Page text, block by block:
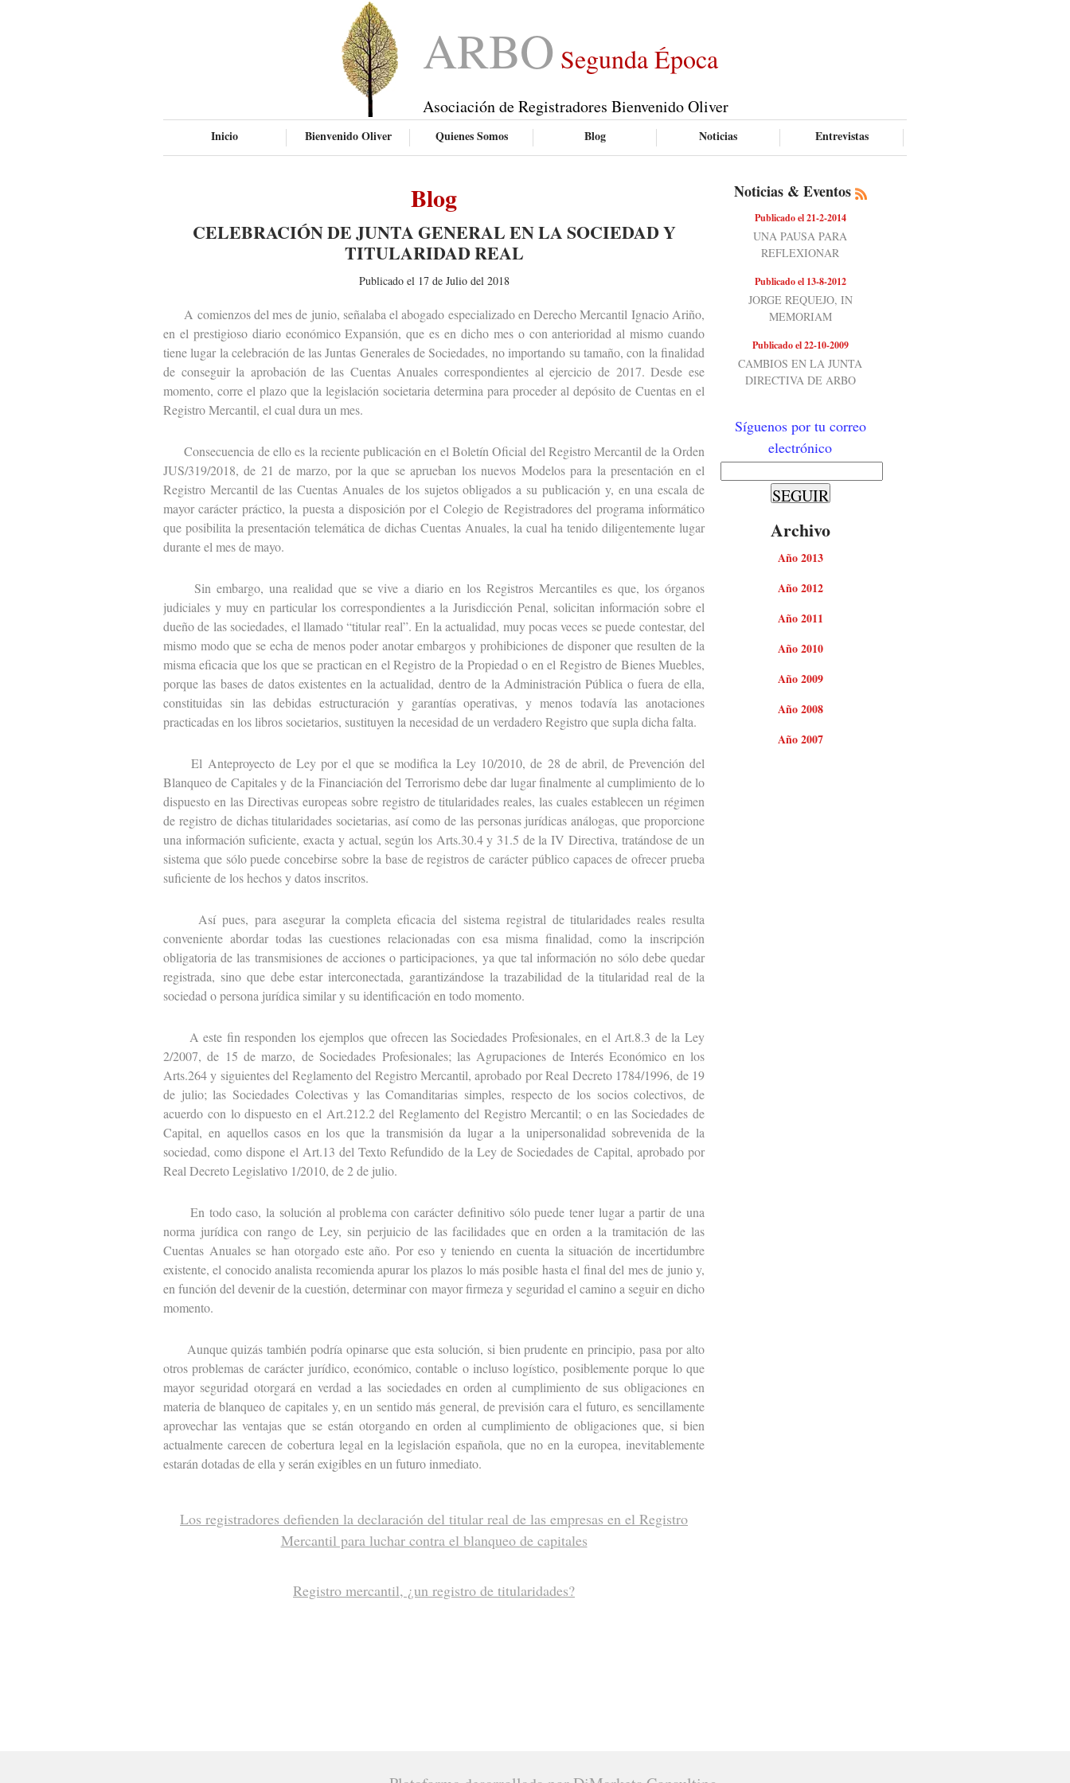
ARBO Segunda Época
Asociación de Registradores Bienvenido Oliver
Inicio Bienvenido Oliver Quienes Somos Blog Noticias Entrevistas
Blog
CELEBRACIÓN DE JUNTA GENERAL EN LA SOCIEDAD Y
TITULARIDAD REAL
Publicado el 17 de Julio del 2018
A comienzos del mes de junio, señalaba el abogado especializado en Derecho Mercantil Ignacio Ariño,
en el prestigioso diario económico Expansión, que es en dicho mes o con anterioridad al mismo cuando
tiene lugar la celebración de las Juntas Generales de Sociedades, no importando su tamaño, con la finalidad
de conseguir la aprobación de las Cuentas Anuales correspondientes al ejercicio de 2017. Desde ese
momento, corre el plazo que la legislación societaria determina para proceder al depósito de Cuentas en el
Registro Mercantil, el cual dura un mes.
Consecuencia de ello es la reciente publicación en el Boletín Oficial del Registro Mercantil de la Orden
JUS/319/2018, de 21 de marzo, por la que se aprueban los nuevos Modelos para la presentación en el
Registro Mercantil de las Cuentas Anuales de los sujetos obligados a su publicación y, en una escala de
mayor carácter práctico, la puesta a disposición por el Colegio de Registradores del programa informático
que posibilita la presentación telemática de dichas Cuentas Anuales, la cual ha tenido diligentemente lugar
durante el mes de mayo.
Sin embargo, una realidad que se vive a diario en los Registros Mercantiles es que, los órganos
judiciales y muy en particular los correspondientes a la Jurisdicción Penal, solicitan información sobre el
dueño de las sociedades, el llamado “titular real”. En la actualidad, muy pocas veces se puede contestar, del
mismo modo que se echa de menos poder anotar embargos y prohibiciones de disponer que resulten de la
misma eficacia que los que se practican en el Registro de la Propiedad o en el Registro de Bienes Muebles,
porque las bases de datos existentes en la actualidad, dentro de la Administración Pública o fuera de ella,
constituidas sin las debidas estructuración y garantías operativas, y menos todavía las anotaciones
practicadas en los libros societarios, sustituyen la necesidad de un verdadero Registro que supla dicha falta.
El Anteproyecto de Ley por el que se modifica la Ley 10/2010, de 28 de abril, de Prevención del
Blanqueo de Capitales y de la Financiación del Terrorismo debe dar lugar finalmente al cumplimiento de lo
dispuesto en las Directivas europeas sobre registro de titularidades reales, las cuales establecen un régimen
de registro de dichas titularidades societarias, así como de las personas jurídicas análogas, que proporcione
una información suficiente, exacta y actual, según los Arts.30.4 y 31.5 de la IV Directiva, tratándose de un
sistema que sólo puede concebirse sobre la base de registros de carácter público capaces de ofrecer prueba
suficiente de los hechos y datos inscritos.
Así pues, para asegurar la completa eficacia del sistema registral de titularidades reales resulta
conveniente abordar todas las cuestiones relacionadas con esa misma finalidad, como la inscripción
obligatoria de las transmisiones de acciones o participaciones, ya que tal información no sólo debe quedar
registrada, sino que debe estar interconectada, garantizándose la trazabilidad de la titularidad real de la
sociedad o persona jurídica similar y su identificación en todo momento.
A este fin responden los ejemplos que ofrecen las Sociedades Profesionales, en el Art.8.3 de la Ley
2/2007, de 15 de marzo, de Sociedades Profesionales; las Agrupaciones de Interés Económico en los
Arts.264 y siguientes del Reglamento del Registro Mercantil, aprobado por Real Decreto 1784/1996, de 19
de julio; las Sociedades Colectivas y las Comanditarias simples, respecto de los socios colectivos, de
acuerdo con lo dispuesto en el Art.212.2 del Reglamento del Registro Mercantil; o en las Sociedades de
Capital, en aquellos casos en los que la transmisión da lugar a la unipersonalidad sobrevenida de la
sociedad, como dispone el Art.13 del Texto Refundido de la Ley de Sociedades de Capital, aprobado por
Real Decreto Legislativo 1/2010, de 2 de julio.
En todo caso, la solución al problema con carácter definitivo sólo puede tener lugar a partir de una
norma jurídica con rango de Ley, sin perjuicio de las facilidades que en orden a la tramitación de las
Cuentas Anuales se han otorgado este año. Por eso y teniendo en cuenta la situación de incertidumbre
existente, el conocido analista recomienda apurar los plazos lo más posible hasta el final del mes de junio y,
en función del devenir de la cuestión, determinar con mayor firmeza y seguridad el camino a seguir en dicho
momento.
Aunque quizás también podría opinarse que esta solución, si bien prudente en principio, pasa por alto
otros problemas de carácter jurídico, económico, contable o incluso logístico, posiblemente porque lo que
mayor seguridad otorgará en verdad a las sociedades en orden al cumplimiento de sus obligaciones en
materia de blanqueo de capitales y, en un sentido más general, de previsión cara el futuro, es sencillamente
aprovechar las ventajas que se están otorgando en orden al cumplimiento de obligaciones que, si bien
actualmente carecen de cobertura legal en la legislación española, que no en la europea, inevitablemente
estarán dotadas de ella y serán exigibles en un futuro inmediato.
Los registradores defienden la declaración del titular real de las empresas en el Registro
Mercantil para luchar contra el blanqueo de capitales
Registro mercantil, ¿un registro de titularidades?
Noticias & Eventos
Publicado el 21-2-2014
UNA PAUSA PARA
REFLEXIONAR
Publicado el 13-8-2012
JORGE REQUEJO, IN
MEMORIAM
Publicado el 22-10-2009
CAMBIOS EN LA JUNTA
DIRECTIVA DE ARBO
Síguenos por tu correo
electrónico
Archivo
Año 2013
Año 2012
Año 2011
Año 2010
Año 2009
Año 2008
Año 2007